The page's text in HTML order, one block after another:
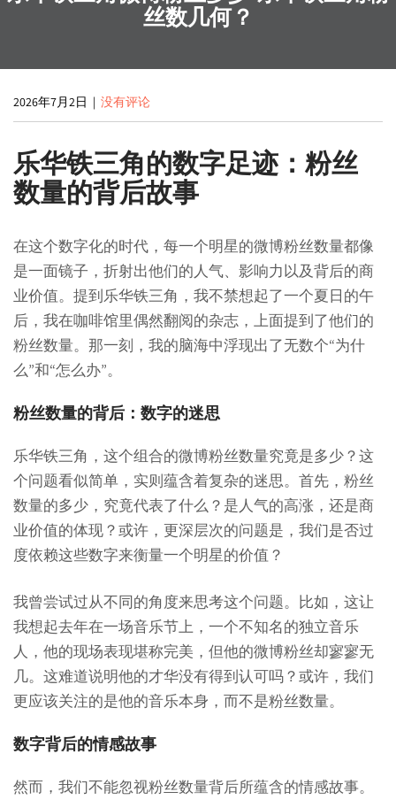
丝数几何？
2026年7月2日 | 没有评论
乐华铁三角的数字足迹：粉丝
数量的背后故事
在这个数字化的时代，每一个明星的微博粉丝数量都像
是一面镜子，折射出他们的人气、影响力以及背后的商
业价值。提到乐华铁三角，我不禁想起了一个夏日的午
后，我在咖啡馆里偶然翻阅的杂志，上面提到了他们的
粉丝数量。那一刻，我的脑海中浮现出了无数个“为什
么”和“怎么办”。
粉丝数量的背后：数字的迷思
乐华铁三角，这个组合的微博粉丝数量究竟是多少？这
个问题看似简单，实则蕴含着复杂的迷思。首先，粉丝
数量的多少，究竟代表了什么？是人气的高涨，还是商
业价值的体现？或许，更深层次的问题是，我们是否过
度依赖这些数字来衡量一个明星的价值？
我曾尝试过从不同的角度来思考这个问题。比如，这让
我想起去年在一场音乐节上，一个不知名的独立音乐
人，他的现场表现堪称完美，但他的微博粉丝却寥寥无
几。这难道说明他的才华没有得到认可吗？或许，我们
更应该关注的是他的音乐本身，而不是粉丝数量。
数字背后的情感故事
然而，我们不能忽视粉丝数量背后所蕴含的情感故事。